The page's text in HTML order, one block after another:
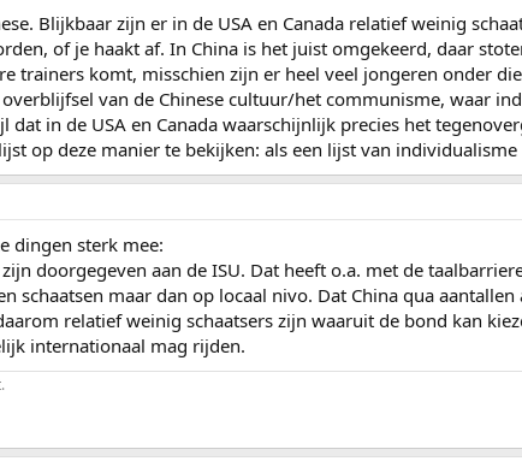
schaatsers, maar gek genoeg erg weinig schaatsers die World Cup
die de allround limieten hebben gehaald. Ongelooflijk slecht,
scoren buitengewoon goed. Je zou hier (voorzichtig) uit kunnen
in een land.
Blijkbaar zijn er in de USA en Canada relatief weinig
of je haakt af. In China is het juist omgekeerd, daar
trainers komt, misschien zijn er heel veel jongeren onder
van de Chinese cultuur/het communisme, waar
dat in de USA en Canada waarschijnlijk precies het
op deze manier te bekijken: als een lijst van
dingen sterk mee:
doorgegeven aan de ISU. Dat heeft o.a. met de
schaatsen maar dan op locaal nivo. Dat China qua
relatief weinig schaatsers zijn waaruit de bond kan
internationaal mag rijden.